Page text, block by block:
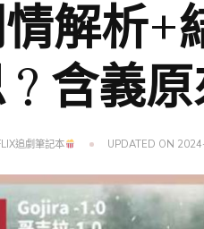
解析+
含義原
追劇筆記本 UPDATED ON